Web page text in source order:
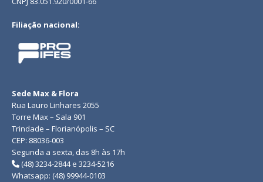
Filiação nacional:
Sede Max & Flora
Rua Lauro Linhares 2055
Torre Max – Sala 901
Trindade – Florianópolis – SC
CEP: 88036-003
Segunda a sexta, das 8h às 17h
(48) 3234-2844 e 3234-5216
Whatsapp: (48) 99944-0103